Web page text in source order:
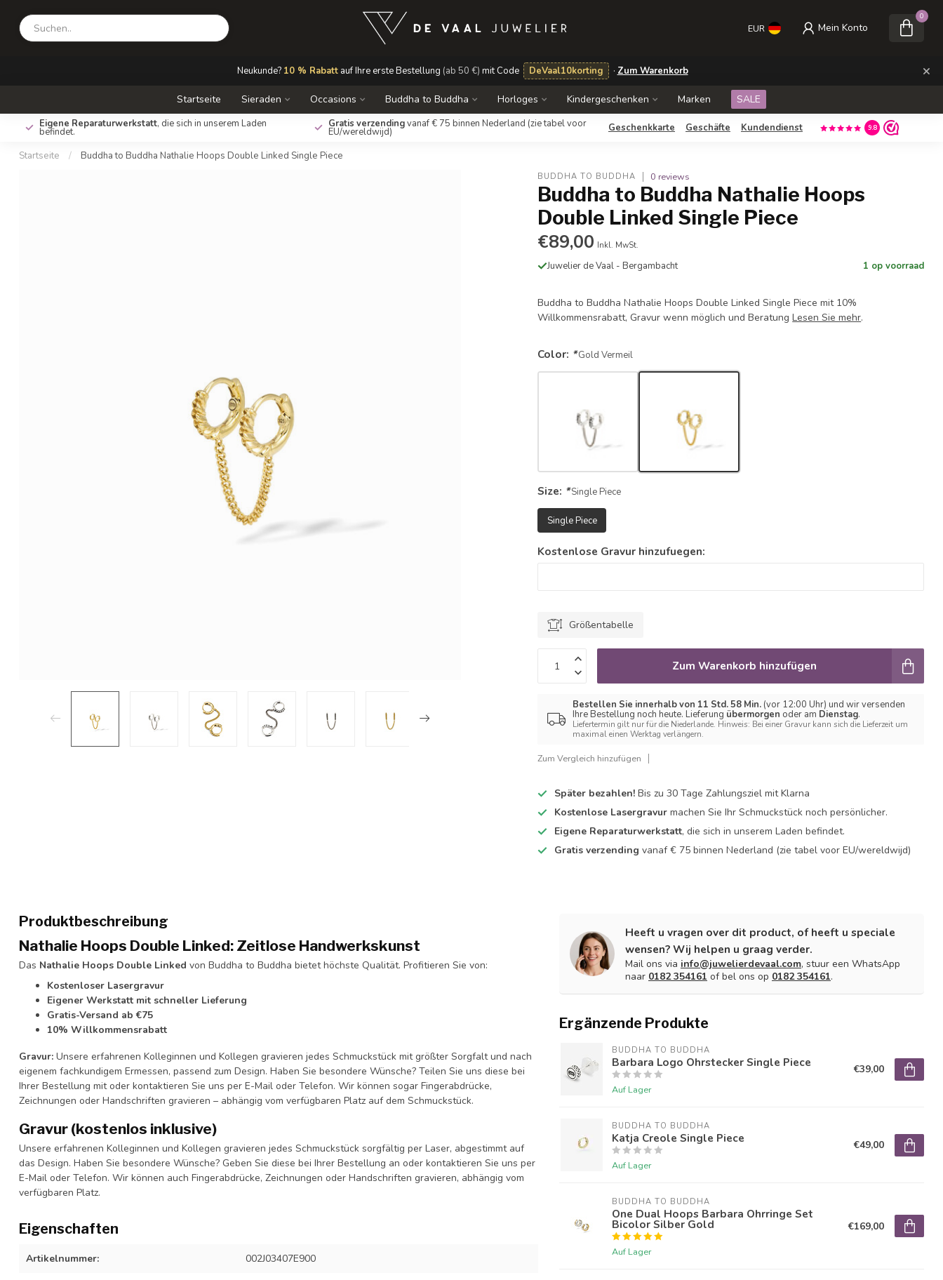
Neukunde? 10 % Rabattauf Ihre erste Bestellung (ab 50 €) mit Code DeVaal10korting · Zum Warenkorb ×
EUR Mein Konto
0
Startseite Sieraden Occasions Buddha to Buddha Horloges Kindergeschenken Marken SALE
Eigene Reparaturwerkstatt, die sich in unserem Laden
befindet.
Gratis verzendingvanaf € 75 binnen Nederland (zie tabel voor
EU/wereldwijd) Geschenkkarte Geschäfte Kundendienst 9.8
Startseite / Buddha to Buddha Nathalie Hoops Double Linked Single Piece
BUDDHA TO BUDDHA 0 reviews
Buddha to Buddha Nathalie Hoops
Double Linked Single Piece
€89,00 Inkl. MwSt.
Juwelier de Vaal - Bergambacht 1 op voorraad
Buddha to Buddha Nathalie Hoops Double Linked Single Piece mit 10%
Willkommensrabatt, Gravur wenn möglich und BeratungLesen Sie mehr.
Color: *Gold Vermeil
Size: *Single Piece
Single Piece
Kostenlose Gravur hinzufuegen:
Größentabelle
Zum Warenkorb hinzufügen
Bestellen Sie innerhalb von 11 Std. 58 Min. (vor 12:00 Uhr) und wir versenden
Ihre Bestellung noch heute. Lieferung übermorgen oder am Dienstag.
Liefertermin gilt nur für die Niederlande. Hinweis: Bei einer Gravur kann sich die Lieferzeit um
maximal einen Werktag verlängern.
Zum Vergleich hinzufügen
Später bezahlen! Bis zu 30 Tage Zahlungsziel mit Klarna
Kostenlose Lasergravur machen Sie Ihr Schmuckstück noch persönlicher.
Eigene Reparaturwerkstatt, die sich in unserem Laden befindet.
Gratis verzending vanaf € 75 binnen Nederland (zie tabel voor EU/wereldwijd)
Produktbeschreibung
Nathalie Hoops Double Linked: Zeitlose Handwerkskunst
Das Nathalie Hoops Double Linked von Buddha to Buddha bietet höchste Qualität. Profitieren Sie von:
Kostenloser Lasergravur
Eigener Werkstatt mit schneller Lieferung
Gratis-Versand ab €75
10% Willkommensrabatt
Gravur: Unsere erfahrenen Kolleginnen und Kollegen gravieren jedes Schmuckstück mit größter Sorgfalt und nach
eigenem fachkundigem Ermessen, passend zum Design. Haben Sie besondere Wünsche? Teilen Sie uns diese bei
Ihrer Bestellung mit oder kontaktieren Sie uns per E-Mail oder Telefon. Wir können sogar Fingerabdrücke,
Zeichnungen oder Handschriften gravieren – abhängig vom verfügbaren Platz auf dem Schmuckstück.
Gravur (kostenlos inklusive)
Unsere erfahrenen Kolleginnen und Kollegen gravieren jedes Schmuckstück sorgfältig per Laser, abgestimmt auf
das Design. Haben Sie besondere Wünsche? Geben Sie diese bei Ihrer Bestellung an oder kontaktieren Sie uns per
E-Mail oder Telefon. Wir können auch Fingerabdrücke, Zeichnungen oder Handschriften gravieren, abhängig vom
verfügbaren Platz.
Eigenschaften
Artikelnummer: 002J03407E900
Heeft u vragen over dit product, of heeft u speciale
wensen? Wij helpen u graag verder.
Mail ons via info@juwelierdevaal.com, stuur een WhatsApp
naar 0182 354161 of bel ons op 0182 354161.
Ergänzende Produkte
BUDDHA TO BUDDHA
Barbara Logo Ohrstecker Single Piece
Auf Lager
€39,00
BUDDHA TO BUDDHA
Katja Creole Single Piece
Auf Lager
€49,00
BUDDHA TO BUDDHA
One Dual Hoops Barbara Ohrringe Set
Bicolor Silber Gold
Auf Lager
€169,00